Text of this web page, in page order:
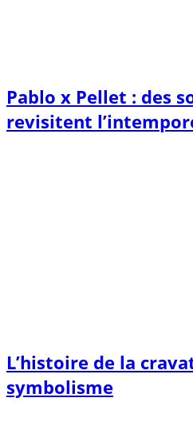
Pablo x Pellet : des
revisitent
L’histoire de la
symbolisme